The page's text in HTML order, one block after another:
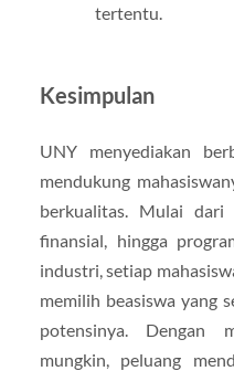
tertentu.
Kesimpulan
UNY menyediakan
mendukung
berkualitas. Mulai dari
finansial, hingga
industri, setiap
memilih beasiswa yang
potensinya. Dengan
mungkin, peluang